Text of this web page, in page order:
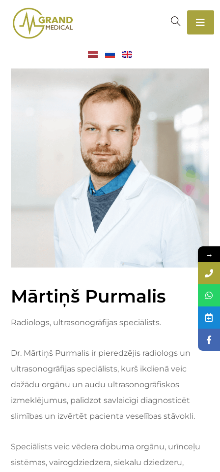
Mārtiņš Purmalis
Radiologs, ultrasonogrāfijas speciālists.
Dr. Mārtiņš Purmalis ir pieredzējis radiologs un
ultrasonogrāfijas speciālists, kurš ikdienā veic
dažādu orgānu un audu ultrasonogrāfiskos
izmeklējumus, palīdzot savlaicīgi diagnosticēt
slimības un izvērtēt pacienta veselības stāvokli.
Speciālists veic vēdera dobuma orgānu, urīnceļu
sistēmas, vairogdziedzera, siekalu dziedzeru,
→